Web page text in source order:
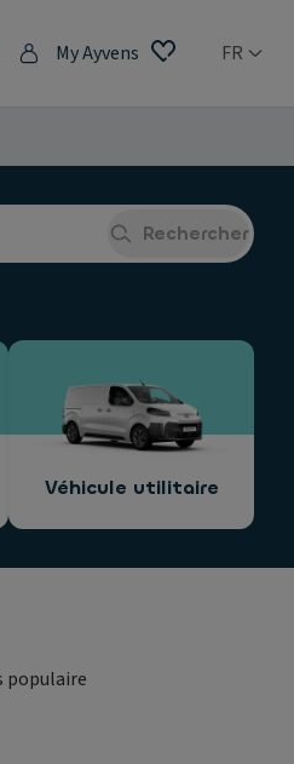
My Ayvens FR
Rechercher
Véhicule utilitaire